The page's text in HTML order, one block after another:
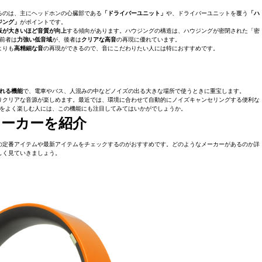
は、主にヘッドホンの心臓部である 「ドライバーユニット」 や、ドライバーユニットを覆う
「ハ
ング」 がポイントです。
が大きいほど音質が向上する傾向があります。ハウジングの構造は、ハウジングが密閉された「密
者は力強い低音域が、後者はクリアな高音の再現に優れています。
りも高精細な音の再現ができるので、音にこだわりたい人には特におすすめです。
る機能で、電車やバス、人混みの中などノイズの出る大きな場所で使うときに重宝します。
クリアな音源が楽しめます。最近では、環境に合わせて自動的にノイズキャンセリングする便利な
く楽しむ人には、この機能にも注目してみてはいかがでしょうか。
カーを紹介
番アイテムや最新アイテムをチェックするのがおすすめです。どのようなメーカーがあるのか詳
く見ていきましょう。